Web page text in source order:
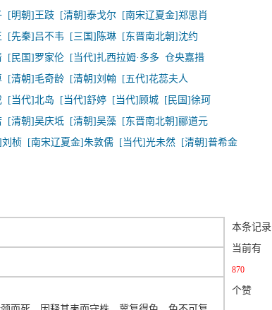
[明朝]王跂 [清朝]泰戈尔
[南宋辽夏金]郑思肖
[先秦]吕不韦 [三国]陈琳
[东晋南北朝]沈约
[民国]罗家伦 [当代]扎西拉姆·多多 仓央嘉措
[清朝]毛奇龄 [清朝]刘翰
[五代]花蕊夫人
[当代]北岛 [当代]舒婷 [当代]顾城
[民国]徐珂
[清朝]吴庆坻 [清朝]吴藻
[东晋南北朝]郦道元
桢 [南宋辽夏金]朱敦儒 [当代]光未然
[清朝]普希金
本条记录
当前有
870
个赞